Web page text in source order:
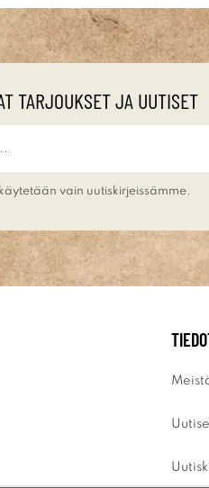
TARJOUKSET JA UUTISET
vain uutiskirjeissämme.